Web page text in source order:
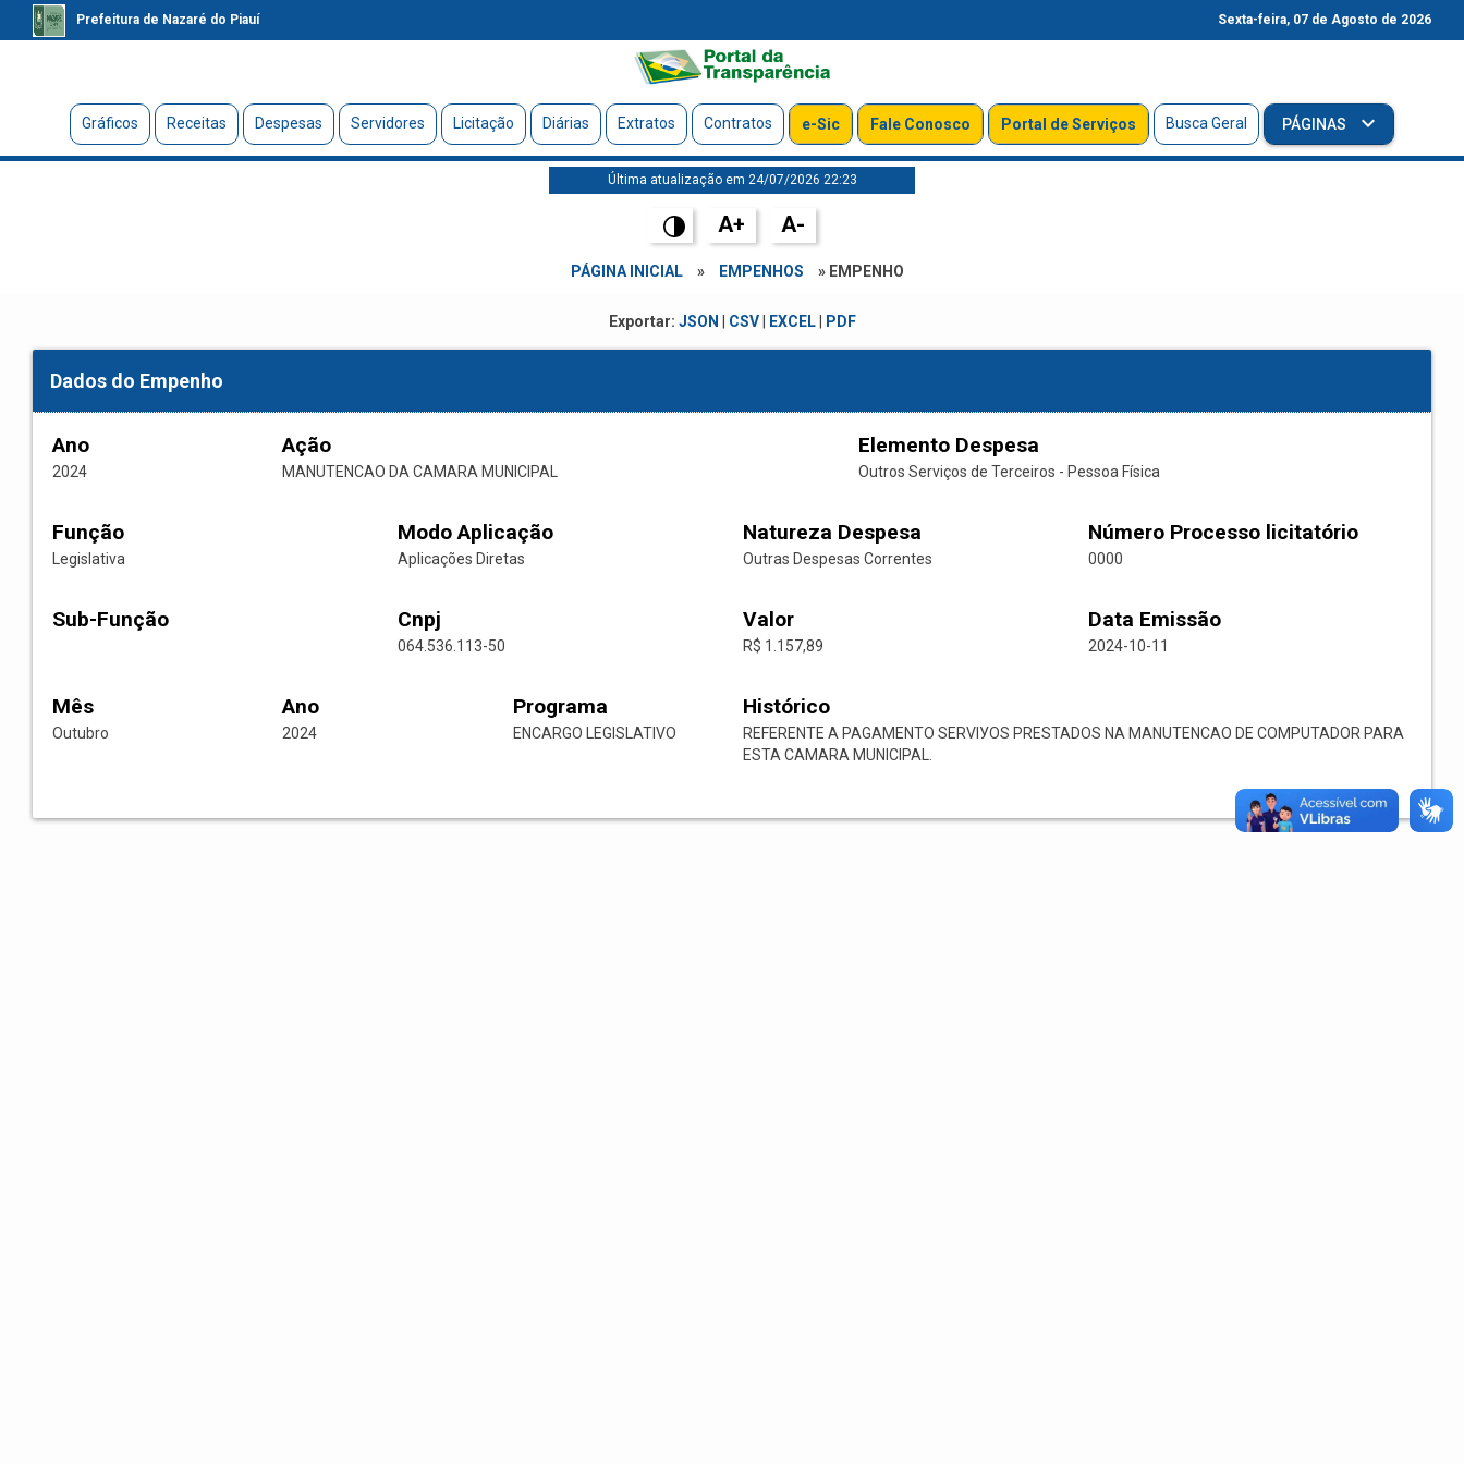
Prefeitura de Nazaré do Piauí Sexta-feira, 07 de Agosto de 2026
Gráficos Receitas Despesas Servidores Licitação Diárias Extratos Contratos e-Sic Fale Conosco Portal de Serviços Busca Geral PÁGINAS
Última atualização em 24/07/2026 22:23
A+ A-
PÁGINA INICIAL » EMPENHOS » EMPENHO
Exportar: JSON CSV| EXCEL| PDF
Dados do Empenho
Ano
2024
Ação
MANUTENCAO DA CAMARA MUNICIPAL
Elemento Despesa
Outros Serviços de Terceiros - Pessoa Física
Função
Legislativa
Modo Aplicação
Aplicações Diretas
Natureza Despesa
Outras Despesas Correntes
Número Processo licitatório
0000
Sub-Função Cnpj
064.536.113-50
Valor
R$ 1.157,89
Data Emissão
2024-10-11
Mês
Outubro
Ano
2024
Programa
ENCARGO LEGISLATIVO
Histórico
REFERENTE A PAGAMENTO SERVIУOS PRESTADOS NA MANUTENCAO DE COMPUTADOR PARA
ESTA CAMARA MUNICIPAL.